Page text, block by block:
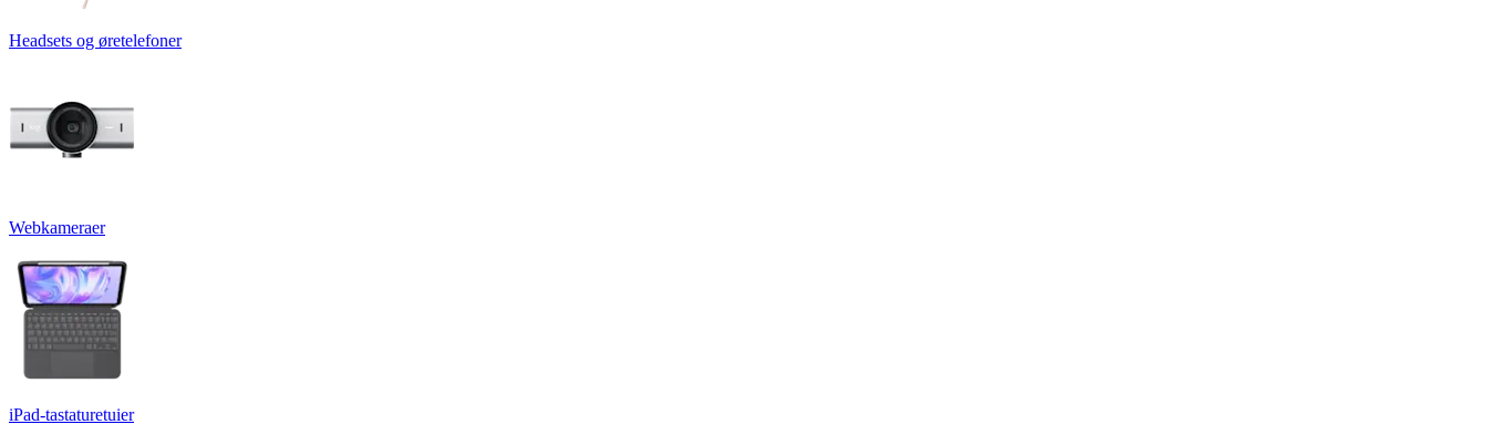
Headsets og øretelefoner
Webkameraer
iPad-tastaturetuier